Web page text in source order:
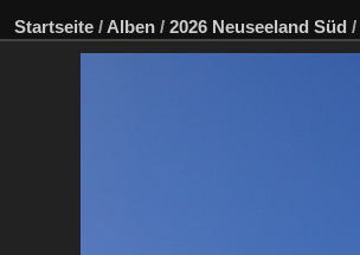
Startseite / Alben / 2026 Neuseeland Süd /